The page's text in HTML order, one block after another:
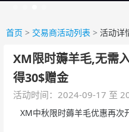
首页 > 交易商活动列表 > 活动详
XM限时薅羊毛,无需
得30$赠金
活动时间：2024-09-17 至
XM中秋限时薅羊毛优惠再次